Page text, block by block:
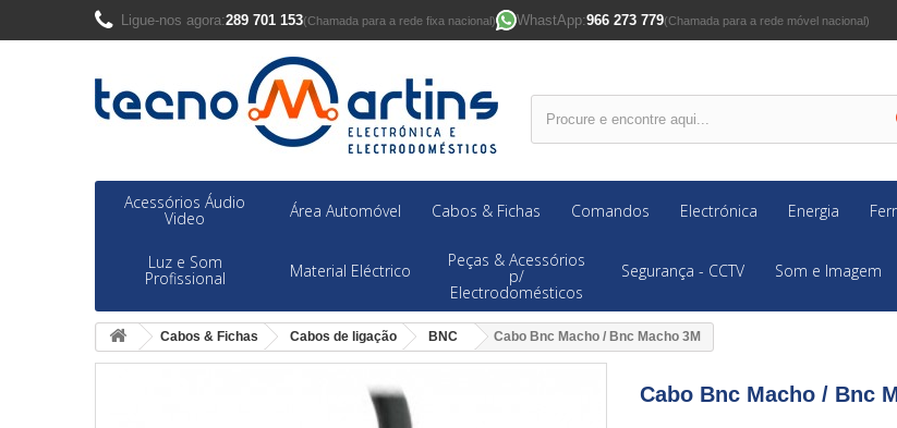
Ligue-nos agora:289 701 153(Chamada para a rede fixa nacional) WhastApp:966 273 779(Chamada para a rede móvel nacional)
Acessórios Áudio
Video Área Automóvel Cabos & Fichas Comandos Electrónica Energia
Luz e Som
Profissional Material Eléctrico
Peças & Acessórios
p/
Electrodomésticos
Segurança - CCTV Som e Imagem
Cabos & Fichas Cabos de ligação BNC Cabo Bnc Macho / Bnc Macho 3M
Cabo Bnc Macho / Bnc